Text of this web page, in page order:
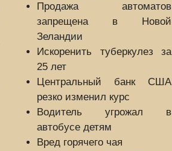
Продажа автоматов
запрещена в Новой
Зеландии
Искоренить туберкулез за
25 лет
Центральный банк США
резко изменил курс
Водитель угрожал в
автобусе детям
Вред горячего чая